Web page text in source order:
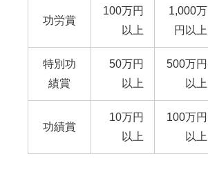
功労賞
100万円
以上
1,000万
円以上
特別功
績賞
50万円
以上
500万円
以上
功績賞
10万円
以上
100万円
以上